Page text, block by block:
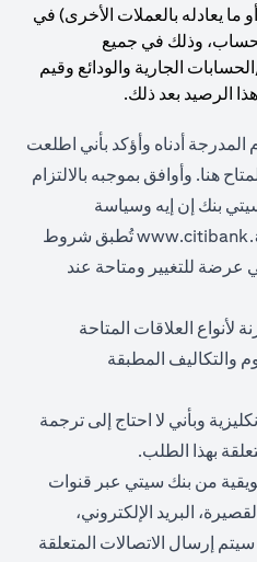
(أو ما يعادله بالعملات الأخرى) في
الحساب، وذلك في جميع
الجارية والودائع وقيم
الرصيد بعد ذلك.
أدناه وأؤكد بأني اطلعت
هناopens in a new tab
. وأوافق بموجبه بالالتزام
بنك إن إيه وسياسة
in a new tab
تُطبق شروط
عرضة للتغيير ومتاحة عند
العلاقات المتاحة
والتكاليف المطبقة
وبأني لا احتاج إلى ترجمة
بهذا الطلب.
من بنك سيتي عبر قنوات
البريد الإلكتروني،
سيتم إرسال الاتصالات المتعلقة